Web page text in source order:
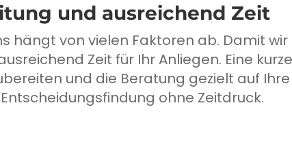
und ausreichend Zeit
hängt von vielen Faktoren ab. Damit
Zeit für Ihr Anliegen. Eine
und die Beratung gezielt auf
ohne Zeitdruck.